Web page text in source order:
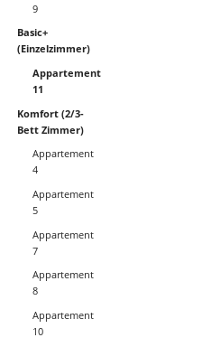
9
Basic+
(Einzelzimmer)
Appartement
11
Komfort (2/3-
Bett Zimmer)
Appartement
4
Appartement
5
Appartement
7
Appartement
8
Appartement
10